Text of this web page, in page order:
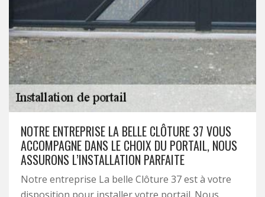
NOTRE ENTREPRISE LA BELLE CLÔTURE 37 VOUS
ACCOMPAGNE DANS LE CHOIX DU PORTAIL, NOUS
ASSURONS L’INSTALLATION PARFAITE
Notre entreprise La belle Clôture 37 est à votre